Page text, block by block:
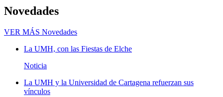
Novedades
VER MÁS Novedades
La UMH, con las Fiestas de Elche
Noticia
La UMH y la Universidad de Cartagena refuerzan sus
vínculos